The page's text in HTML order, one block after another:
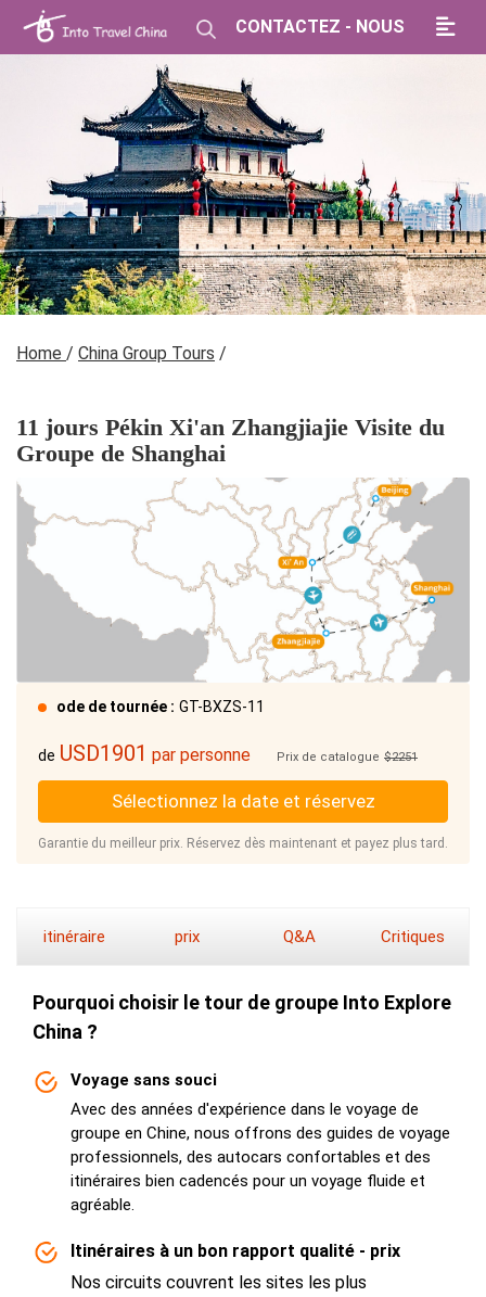
CONTACTEZ - NOUS
Home / China Group Tours /
11 jours Pékin Xi'an Zhangjiajie Visite du
Groupe de Shanghai
ode de tournée : GT-BXZS-11
de USD1901 par personne Prix de catalogue $2251
Sélectionnez la date et réservez
Garantie du meilleur prix. Réservez dès maintenant et payez plus tard.
itinéraire prix Q&A Critiques
Pourquoi choisir le tour de groupe Into Explore
China ?
Voyage sans souci
Avec des années d'expérience dans le voyage de
groupe en Chine, nous offrons des guides de voyage
professionnels, des autocars confortables et des
itinéraires bien cadencés pour un voyage fluide et
agréable.
Itinéraires à un bon rapport qualité - prix
Nos circuits couvrent les sites les plus